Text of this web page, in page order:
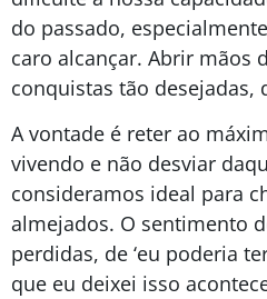
do passado,
caro alcançar. Abrir mãos
conquistas tão desejadas,
A vontade é reter ao
vivendo e não desviar
consideramos ideal para
almejados. O sentimento
perdidas, de ‘eu poderia
que eu deixei isso